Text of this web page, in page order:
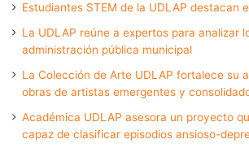
Estudiantes STEM de la UDLAP destacan
La UDLAP reúne a expertos para analizar
administración pública municipal
La Colección de Arte UDLAP fortalece su
obras de artistas emergentes y
Académica UDLAP asesora un proyecto
capaz de clasificar episodios ansioso-